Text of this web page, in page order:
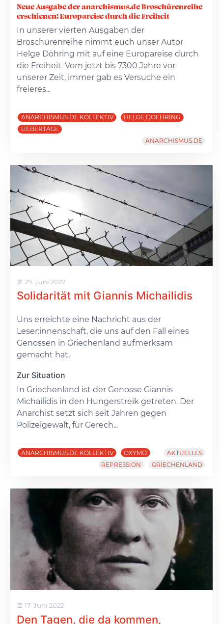
Neue Ausgabe der anarchismus.de Broschürenreihe
erschienen: Europareise durch die Freiheit
In unserer vierten Ausgaben der
Broschürenreihe nimmt euch unser Autor
Helge Döhring mit auf eine Europareise durch
die Freiheit. Vom jetzt bis 7300 Jahre vor
unserer Zeit, immer gab es Versuche ein
freieres...
ANARCHISMUS.DE KOLLEKTIV
HELGE DOEHRING
UEBERTAGE
ANARCHISMUS.DE
29. Juni 2022
Solidarität mit Giannis Michailidis
Uns erreichte eine Nachricht aus der
Leser:innenschaft, die uns auf den Fall eines
Genossen in Griechenland aufmerksam
gemacht hat.
Zur Situation
In Griechenland ist der Genosse Giannis
Michailidis in den Hungerstreik getreten. Der
Anarchist setzt sich seit Jahren gegen
Polizeigewalt, für Gerech...
ANARCHISMUS.DE KOLLEKTIV OXYMO
AKTUELLES
REPRESSION
GRIECHENLAND
17. Juni 2022
Den Tagen, die da kommen,